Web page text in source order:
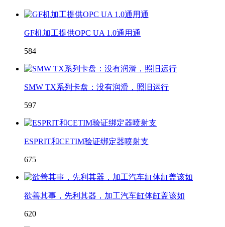
GF机加工提供OPC UA 1.0通用通
584
SMW TX系列卡盘：没有润滑，照旧运行
597
ESPRIT和CETIM验证绑定器喷射支
675
欲善其事，先利其器，加工汽车缸体缸盖该如
620